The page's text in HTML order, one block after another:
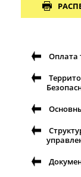
Оплата